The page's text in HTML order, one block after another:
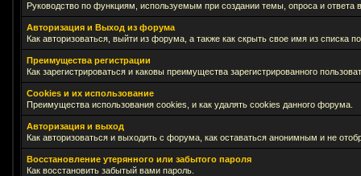
Руководство по функциям, используемым при создании темы, опроса и ответа
Авторизация и Выход из форума
Как авторизоваться, выйти из форума, а также как скрыть свое имя из списка
Преимущества регистрации
Как зарегистрироваться и каковы преимущества зарегистрированного
Cookies и их использование
Преимущества использования cookies, и как удалять cookies данного форума.
Авторизация и выход
Как авторизоваться и выходить с форума, как оставаться анонимным и не
Восстановление утерянного или забытого пароля
Как восстановить забытый вами пароль.